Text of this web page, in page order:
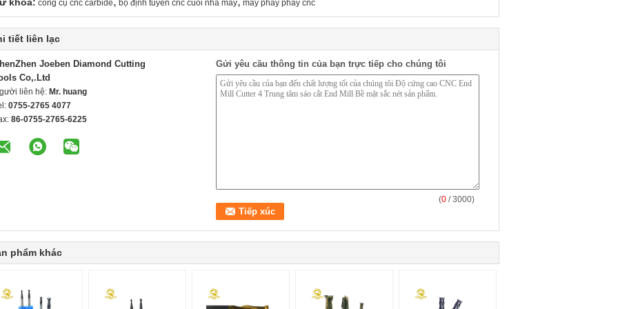
công cụ cnc carbide bộ định tuyến cnc cuối nhà máy máy phay phay cnc
tiết liên lạc
Joeben Diamond Cutting
Co,.Ltd
liên hệ: Mr. huang
0755-2765 4077
86-0755-2765-6225
Gửi yêu cầu thông tin của bạn trực tiếp cho chúng tôi
(0 / 3000)
phẩm khác